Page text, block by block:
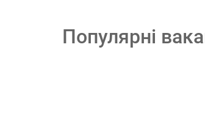
Популярні